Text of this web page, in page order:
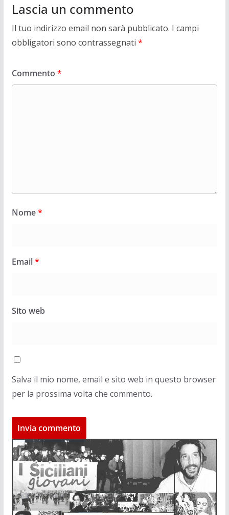
Lascia un commento
Il tuo indirizzo email non sarà pubblicato. I campi
obbligatori sono contrassegnati *
Commento *
Nome*
Email*
Sito web
Salva il mio nome, email e sito web in questo browser
per la prossima volta che commento.